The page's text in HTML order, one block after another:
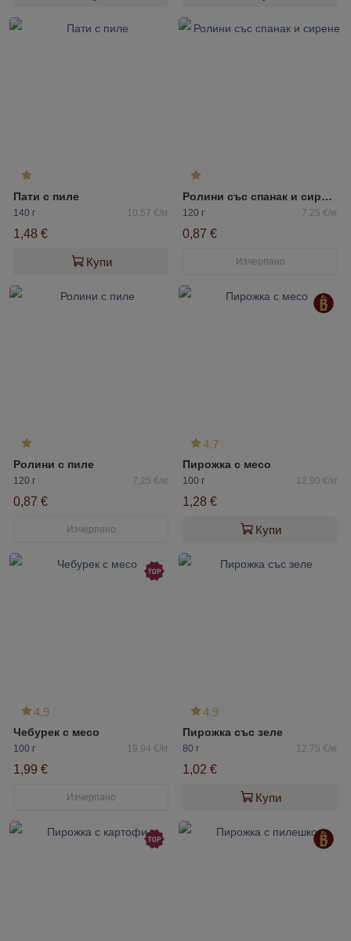
Пати с пиле
140 г 10,57 €/кг
1,48 €
Купи
Ролини със спанак и сирене
120 г 7,25 €/кг
0,87 €
Изчерпано
Ролини с пиле
120 г 7,25 €/кг
0,87 €
Изчерпано
4.7
Пирожка с месо
100 г 12,80 €/кг
1,28 €
Купи
4.9
Чебурек с месо
100 г 19,94 €/кг
1,99 €
Изчерпано
4.9
Пирожка със зеле
80 г 12,75 €/кг
1,02 €
Купи